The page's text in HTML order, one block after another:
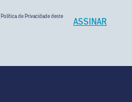
Política de Privacidadedeste